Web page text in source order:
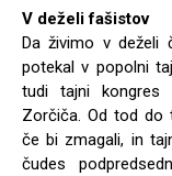
V deželi fašistov
Da živimo v deželi
potekal v popolni
tudi tajni kongres
Zorčiča. Od tod do
če bi zmagali, in
čudes